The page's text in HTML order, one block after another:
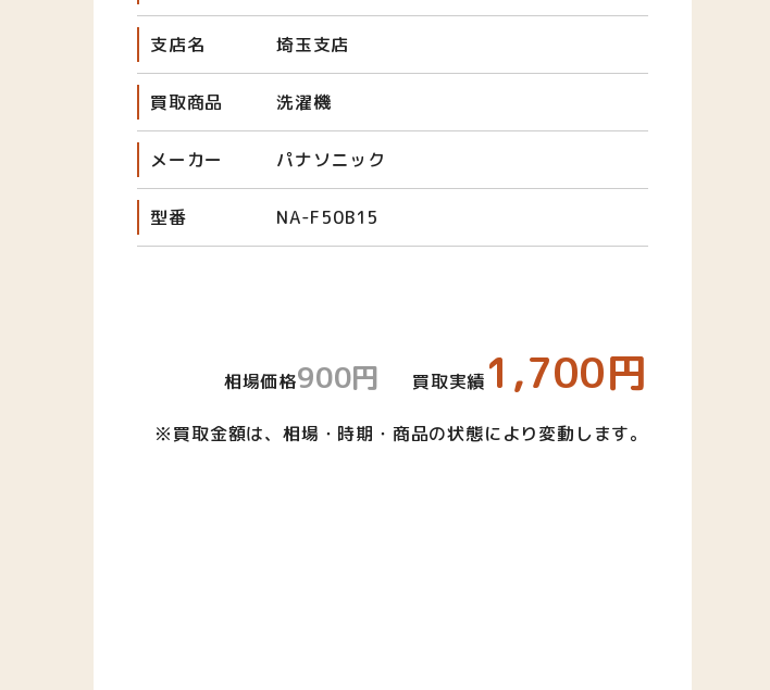
支店名 埼玉支店
買取商品 洗濯機
メーカー パナソニック
型番 NA-F50B15
相場価格900円 買取実績 1,700円
※買取金額は、相場・時期・商品の状態により変動します。